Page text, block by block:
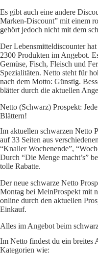
Es gibt auch eine andere
Marken-Discount” mit einem
gehört jedoch nicht mit dem
Der Lebensmitteldiscounter
2300 Produkten im Angebot.
Gemüse, Fisch, Fleisch und
Spezialitäten. Netto steht für
nach dem Motto: Günstig.
blätter durch die aktuellen
Netto (Schwarz) Prospekt:
Blättern!
Im aktuellen schwarzen Netto
auf 33 Seiten aus
“Knaller Wochenende”,
Durch “Die Menge macht’s”
tolle Rabatte.
Der neue schwarze Netto
Montag bei MeinProspekt mit
online durch den aktuellen
Einkauf.
Alles im Angebot beim
Im Netto findest du ein breites
Kategorien wie: